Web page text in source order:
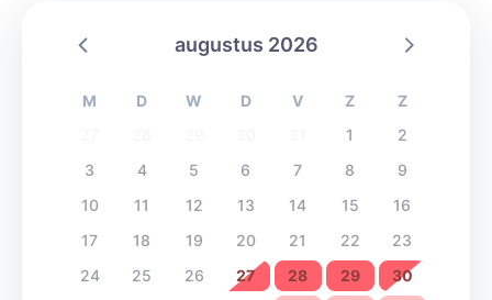
augustus 2026
M D W D V Z
Z
1
2
3
4 5 6 7 8
9
10
11 12 13 14 15
16
17
18 19 20 21 22
23
24
25 26 27 28 29
30